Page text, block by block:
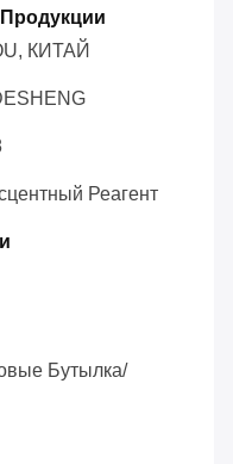
КИТАЙ
Реагент
Бутылка/